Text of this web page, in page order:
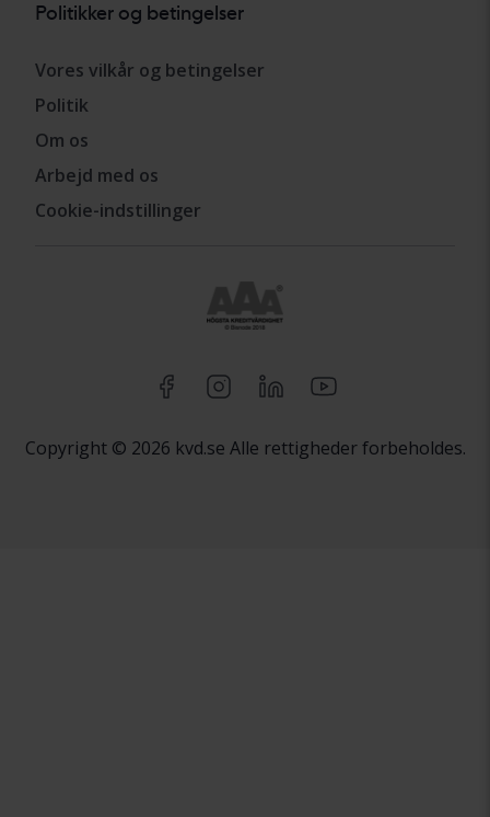
Politikker og betingelser
Vores vilkår og betingelser
Politik
Om os
Arbejd med os
Cookie-indstillinger
Copyright © 2026 kvd.se Alle rettigheder forbeholdes.